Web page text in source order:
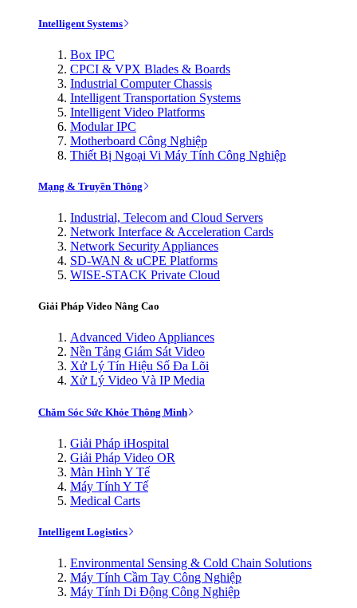
Intelligent Systems
Box IPC
CPCI & VPX Blades & Boards
Industrial Computer Chassis
Intelligent Transportation Systems
Intelligent Video Platforms
Modular IPC
Motherboard Công Nghiệp
Thiết Bị Ngoại Vi Máy Tính Công Nghiệp
Mạng & Truyền Thông
Industrial, Telecom and Cloud Servers
Network Interface & Acceleration Cards
Network Security Appliances
SD-WAN & uCPE Platforms
WISE-STACK Private Cloud
Giải Pháp Video Nâng Cao
Advanced Video Appliances
Nền Tảng Giám Sát Video
Xử Lý Tín Hiệu Số Đa Lõi
Xử Lý Video Và IP Media
Chăm Sóc Sức Khỏe Thông Minh
Giải Pháp iHospital
Giải Pháp Video OR
Màn Hình Y Tế
Máy Tính Y Tế
Medical Carts
Intelligent Logistics
Environmental Sensing & Cold Chain Solutions
Máy Tính Cầm Tay Công Nghiệp
Máy Tính Di Động Công Nghiệp